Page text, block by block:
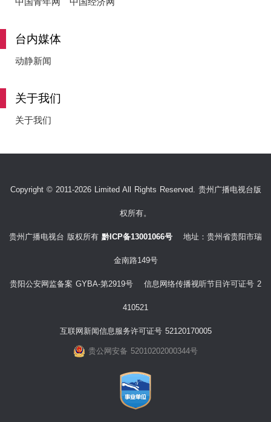
台内媒体
动静新闻
关于我们
关于我们
Copyright © 2011-2026 Limited All Rights Reserved. 贵州广播电视台版
权所有。
贵州广播电视台 版权所有 黔ICP备13001066号 地址：贵州省贵阳市瑞
金南路149号
贵阳公安网监备案 GYBA-第2919号 信息网络传播视听节目许可证号 2
410521
互联网新闻信息服务许可证号 52120170005
贵公网安备 52010202000344号